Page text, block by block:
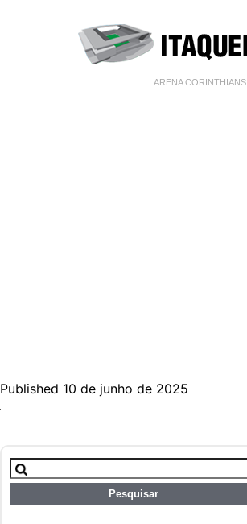
ARENA CORINTHIANS
Published 10 de junho de 2025
Pesquisar
por: